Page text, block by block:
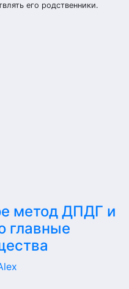
его родственники.
метод ДПДГ и
главные